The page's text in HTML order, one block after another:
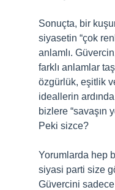
Sonuçta, bir
siyasetin “çok
anlamlı.
farklı anlamlar
özgürlük, eşitlik
ideallerin
bizlere “savaşın
Peki sizce?
Yorumlarda hep
siyasi parti size
Güvercini